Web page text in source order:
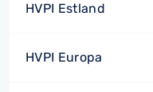
HVPI Estland
HVPI Europa